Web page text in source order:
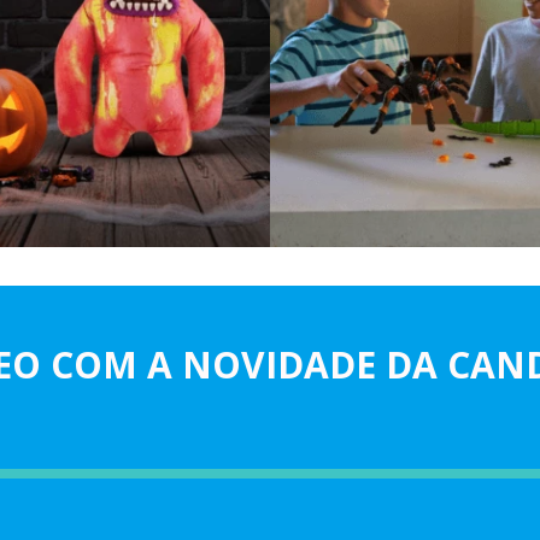
COM A NOVIDADE DA